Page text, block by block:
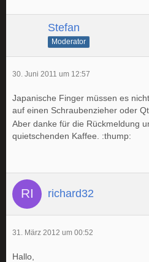
Stefan
Moderator
30. Juni 2011 um 12:57
Japanische Finger müssen es
auf einen Schraubenzieher oder
Aber danke für die Rückmeldung
quietschenden Kaffee. :thump:
richard32
31. März 2012 um 00:52
Hallo,